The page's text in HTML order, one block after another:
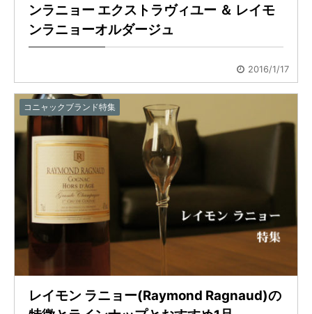
ンラニョー エクストラヴィユー ＆ レイモ
ンラニョーオルダージュ
2016/1/17
コニャックブランド特集
レイモン ラニョー(Raymond Ragnaud)の